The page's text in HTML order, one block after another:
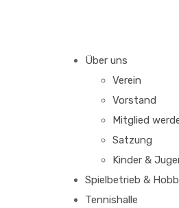
Über uns
Verein
Vorstand
Mitglied
Satzung
Kinder &
Spielbetrieb &
Tennishalle